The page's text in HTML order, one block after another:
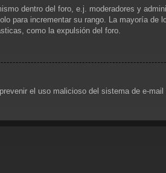
dentro del foro, e.j. moderadores y
para incrementar su rango. La mayoría de
como la expulsión del foro.
el uso malicioso del sistema de e-mail